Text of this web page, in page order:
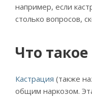
например, если
столько вопросов,
Что
Кастрация (также
общим наркозом.